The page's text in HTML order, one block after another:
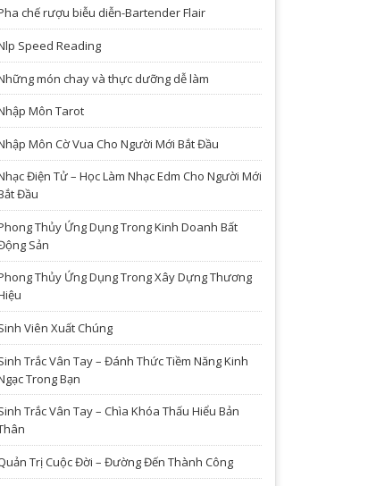
chế rượu biễu diễn-Bartender Flair
Speed Reading
món chay và thực dưỡng dễ làm
Môn Tarot
Môn Cờ Vua Cho Người Mới Bắt Đầu
Điện Tử – Học Làm Nhạc Edm Cho Người Mới
Đầu
Thủy Ứng Dụng Trong Kinh Doanh Bất
Sản
Thủy Ứng Dụng Trong Xây Dựng Thương
Viên Xuất Chúng
Trắc Vân Tay – Đánh Thức Tiềm Năng Kinh
Trong Bạn
Trắc Vân Tay – Chìa Khóa Thấu Hiểu Bản
Trị Cuộc Đời – Đường Đến Thành Công